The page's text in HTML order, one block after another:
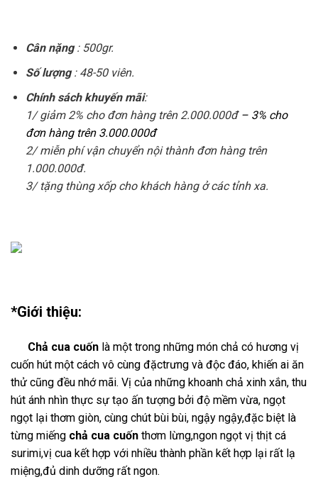
Cân nặng: 500gr.
Số lượng: 48-50 viên.
Chính sách khuyến mãi:
1/ giảm 2% cho đơn hàng trên 2.000.000đ– 3% cho
đơn hàng trên 3.000.000đ
2/ miễn phí vận chuyển nội thành đơn hàng trên
1.000.000đ.
3/ tặng thùng xốp cho khách hàng ở các tỉnh xa.
*Giới thiệu:
Chả cua cuốn là một trong những món chả có hương vị
cuốn hút một cách vô cùng đặctrưng và độc đáo, khiến ai ăn
thử cũng đều nhớ mãi. Vị của những khoanh chả xinh xắn, thu
hút ánh nhìn thực sự tạo ấn tượng bởi độ mềm vừa, ngọt
ngọt lại thơm giòn, cùng chút bùi bùi, ngậy ngậy,đặc biệt là
từng miếng chả cua cuốn thơm lừng,ngon ngọt vị thịt cá
surimi,vị cua kết hợp với nhiều thành phần kết hợp lại rất lạ
miệng,đủ dinh dưỡng rất ngon.